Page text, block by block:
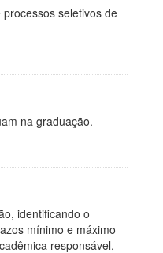
seletivos de
na graduação.
identificando o
mínimo e máximo
responsável,